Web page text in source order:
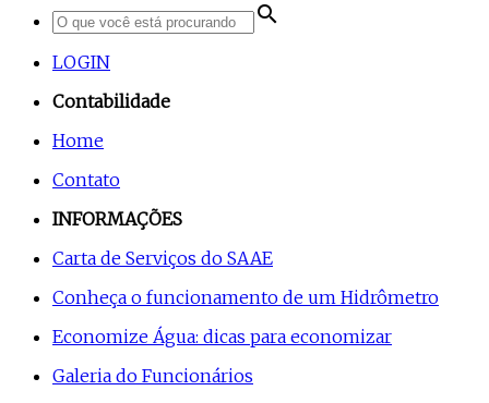
search
LOGIN
Contabilidade
Home
Contato
INFORMAÇÕES
Carta de Serviços do SAAE
Conheça o funcionamento de um Hidrômetro
Economize Água: dicas para economizar
Galeria do Funcionários